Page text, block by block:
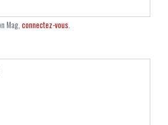
Mag, connectez-vous